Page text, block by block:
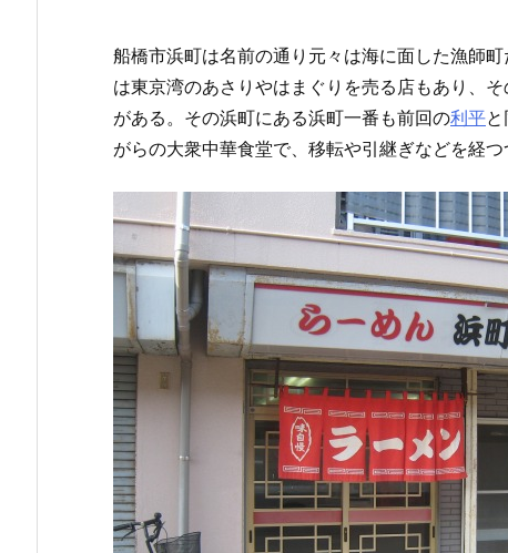
船橋市浜町は名前の通り元々は海に面した漁師
は東京湾のあさりやはまぐりを売る店もあり、
がある。その浜町にある浜町一番も前回の利平
がらの大衆中華食堂で、移転や引継ぎなどを経